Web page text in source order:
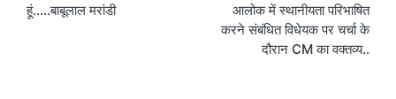
हूं…..बाबूलाल मरांडी
आलोक में स्थानीयता परिभाषित
करने संबंधित विधेयक पर चर्चा के
दौरान CM का वक्तव्य..